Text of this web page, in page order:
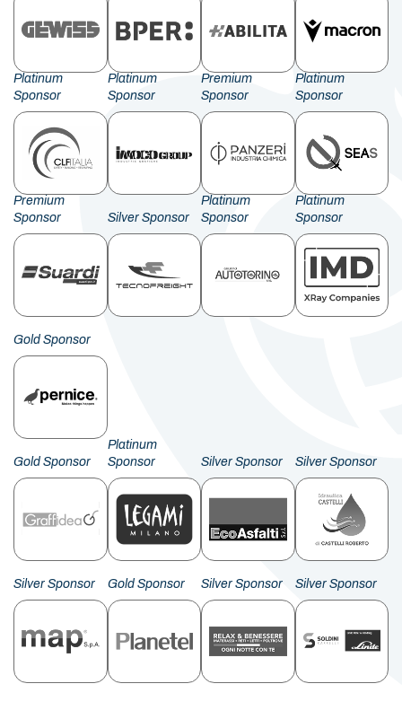
Platinum
Sponsor
Platinum
Sponsor
Premium
Sponsor
Platinum
Sponsor
Premium
Sponsor
Silver Sponsor
Platinum
Sponsor
Platinum
Sponsor
Gold Sponsor
Gold Sponsor
Platinum
Sponsor
Silver Sponsor Silver Sponsor
Silver Sponsor Gold Sponsor Silver Sponsor Silver Sponsor